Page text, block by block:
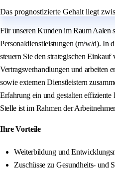
Das prognostizierte Gehalt liegt
Für unseren Kunden im Raum Aalen
Personaldienstleistungen (m/w/d). In
steuern Sie den strategischen
Vertragsverhandlungen und arbeiten
sowie externen Dienstleistern
Erfahrung ein und gestalten
Stelle ist im Rahmen der
Ihre Vorteile
Weiterbildung und
Zuschüsse zu Gesundheits- und